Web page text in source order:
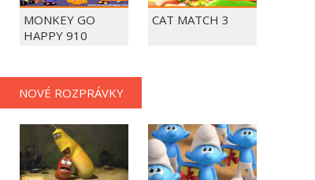
MONKEY GO
HAPPY 910
CAT MATCH 3
NOVÉ ROZPRÁVKY